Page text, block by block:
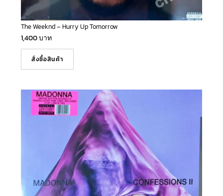
The Weeknd – Hurry Up Tomorrow
1,400บาท
สั่งซื้อสินค้า